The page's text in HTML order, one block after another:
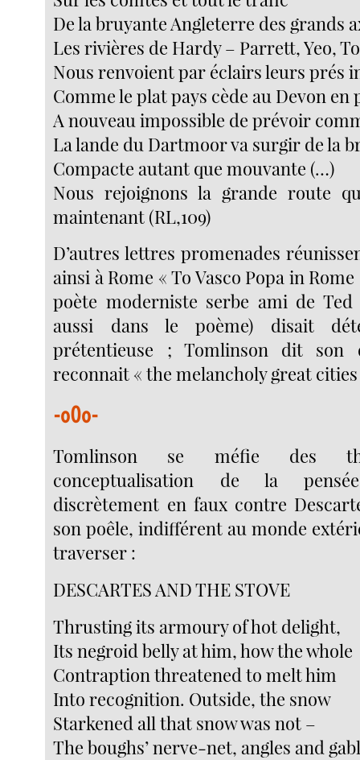
De la bruyante Angleterre des grands
Les rivières de Hardy – Parrett, Yeo,
Nous renvoient par éclairs leurs prés
Comme le plat pays cède au Devon
A nouveau impossible de prévoir
La lande du Dartmoor va surgir de la
Compacte autant que mouvante (…)
Nous rejoignons la grande route
maintenant (RL,109)
D’autres lettres promenades
ainsi à Rome « To Vasco Popa in Rome
poète moderniste serbe ami de
aussi dans le poème) disait
prétentieuse ; Tomlinson dit son
reconnait « the melancholy great
-o0o-
Tomlinson se méfie des
conceptualisation de la
discrètement en faux contre
son poêle, indifférent au monde
traverser :
DESCARTES AND THE STOVE
Thrusting its armoury of hot delight,
Its negroid belly at him, how the whole
Contraption threatened to melt him
Into recognition. Outside, the snow
Starkened all that snow was not –
The boughs’ nerve-net, angles and